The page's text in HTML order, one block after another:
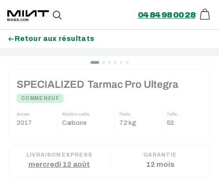
contenu
Recherche 04 84 98 00 28
Retour aux résultats
SPECIALIZED Tarmac Pro Ultegra
COMME NEUF
Année
2017
Matière cadre
Carbone
Poids
7.2 kg
Taille
52
LIVRAISON EXPRESS
mercredi 12 août
GARANTIE
12 mois